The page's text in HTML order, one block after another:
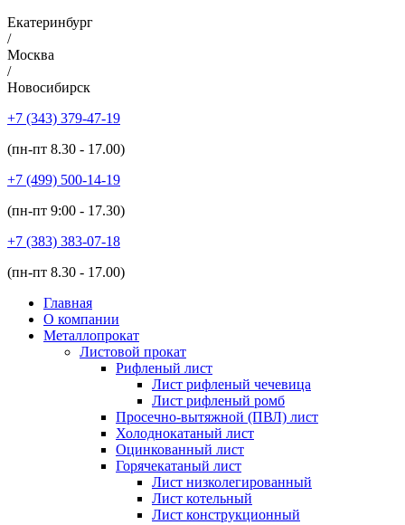
Екатеринбург
/
Москва
/
Новосибирск
+7 (343) 379-47-19
(пн-пт 8.30 - 17.00)
+7 (499) 500-14-19
(пн-пт 9:00 - 17.30)
+7 (383) 383-07-18
(пн-пт 8.30 - 17.00)
Главная
О компании
Металлопрокат
Листовой прокат
Рифленый лист
Лист рифленый чечевица
Лист рифленый ромб
Просечно-вытяжной (ПВЛ) лист
Холоднокатаный лист
Оцинкованный лист
Горячекатаный лист
Лист низколегированный
Лист котельный
Лист конструкционный